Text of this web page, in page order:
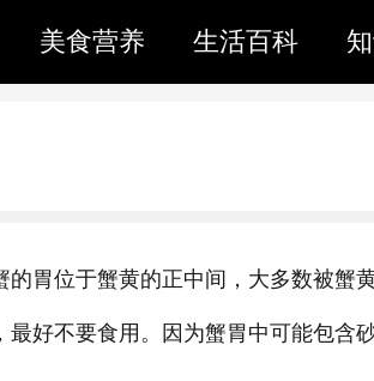
美食营养 生活百科
胃位于蟹黄的正中间，大多数被蟹
好不要食用。因为蟹胃中可能包含